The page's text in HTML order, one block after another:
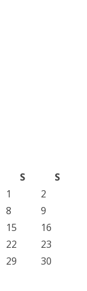
S
S
1
2
8
9
15
16
22
23
29
30